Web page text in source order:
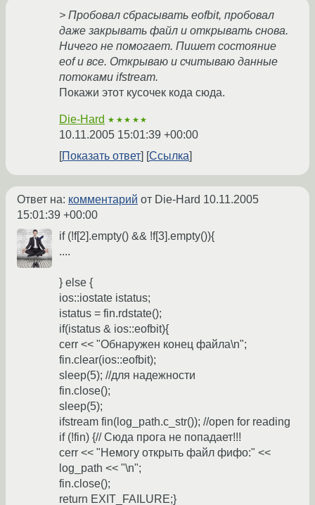
> Пробовал сбрасывать eofbit, пробовал
даже закрывать файл и открывать снова.
Ничего не помогает. Пишет состояние
eof и все. Открываю и считываю данные
потоками ifstream.
Покажи этот кусочек кода сюда.
Die-Hard ★★★★★
10.11.2005 15:01:39 +00:00
Показать ответ
Ссылка
Ответ на: комментарий от Die-Hard 10.11.2005
15:01:39 +00:00
if (!f[2].empty() && !f[3].empty()){
....
} else {
ios::iostate istatus;
istatus = fin.rdstate();
if(istatus & ios::eofbit){
cerr << "Обнаружен конец файла\n";
fin.clear(ios::eofbit);
sleep(5); //для надежности
fin.close();
sleep(5);
ifstream fin(log_path.c_str()); //open for reading
if (!fin) {// Сюда прога не попадает!!!
cerr << "Немогу открыть файл фифо:" <<
log_path << "\n";
fin.close();
return EXIT_FAILURE;}